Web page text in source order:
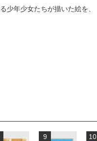
少年少女たちが描いた絵を、
9 10